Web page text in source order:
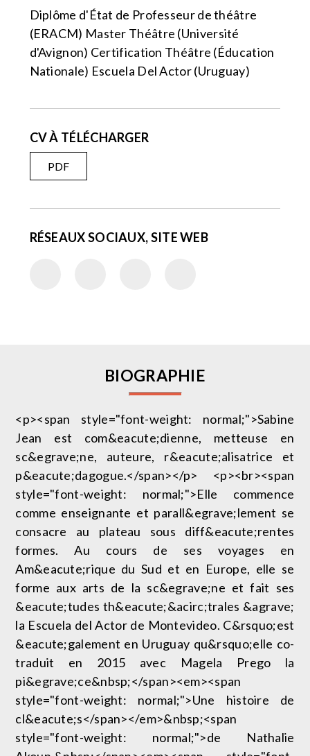
Diplôme d'État de Professeur de théâtre
(ERACM) Master Théâtre (Université
d'Avignon) Certification Théâtre (Éducation
Nationale) Escuela Del Actor (Uruguay)
CV À TÉLÉCHARGER
PDF
RÉSEAUX SOCIAUX, SITE WEB
BIOGRAPHIE
<p><span style="font-weight: normal;">Sabine
Jean est com&eacute;dienne, metteuse en
sc&egrave;ne, auteure, r&eacute;alisatrice et
p&eacute;dagogue.</span></p> <p><br><span
style="font-weight: normal;">Elle commence
comme enseignante et parall&egrave;lement se
consacre au plateau sous diff&eacute;rentes
formes. Au cours de ses voyages en
Am&eacute;rique du Sud et en Europe, elle se
forme aux arts de la sc&egrave;ne et fait ses
&eacute;tudes th&eacute;&acirc;trales &agrave;
la Escuela del Actor de Montevideo. C&rsquo;est
&eacute;galement en Uruguay qu&rsquo;elle co-
traduit en 2015 avec Magela Prego la
pi&egrave;ce&nbsp;</span><em><span
style="font-weight: normal;">Une histoire de
cl&eacute;s</span></em>&nbsp;<span
style="font-weight: normal;">de Nathalie